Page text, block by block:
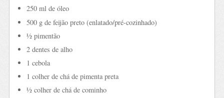
250 ml de óleo
500 g de feijão preto (enlatado/pré-cozinhado)
½ pimentão
2 dentes de alho
1 cebola
1 colher de chá de pimenta preta
½ colher de chá de cominho